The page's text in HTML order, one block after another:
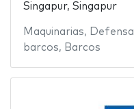
Singapur, Singapur
Maquinarias, Defensa
barcos, Barcos